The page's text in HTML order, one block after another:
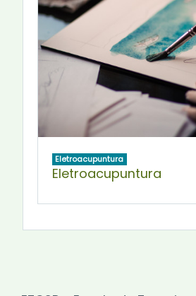
Eletroacupuntura
Eletroacupuntura